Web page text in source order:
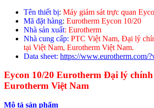
Tên thiết bị: Máy giám sát trực quan
Mã đặt hàng: Eurotherm Eycon 10/20
Nhà sản xuất: Eurotherm
Nhà cung cấp: PTC Việt Nam, Đại lý
tại Việt Nam, Eurotherm Việt Nam.
Data sheet: https://www.eurotherm.com/
Eycon 10/20 Eurotherm Đại lý
Eurotherm Việt Nam
Mô tả sản phẩm